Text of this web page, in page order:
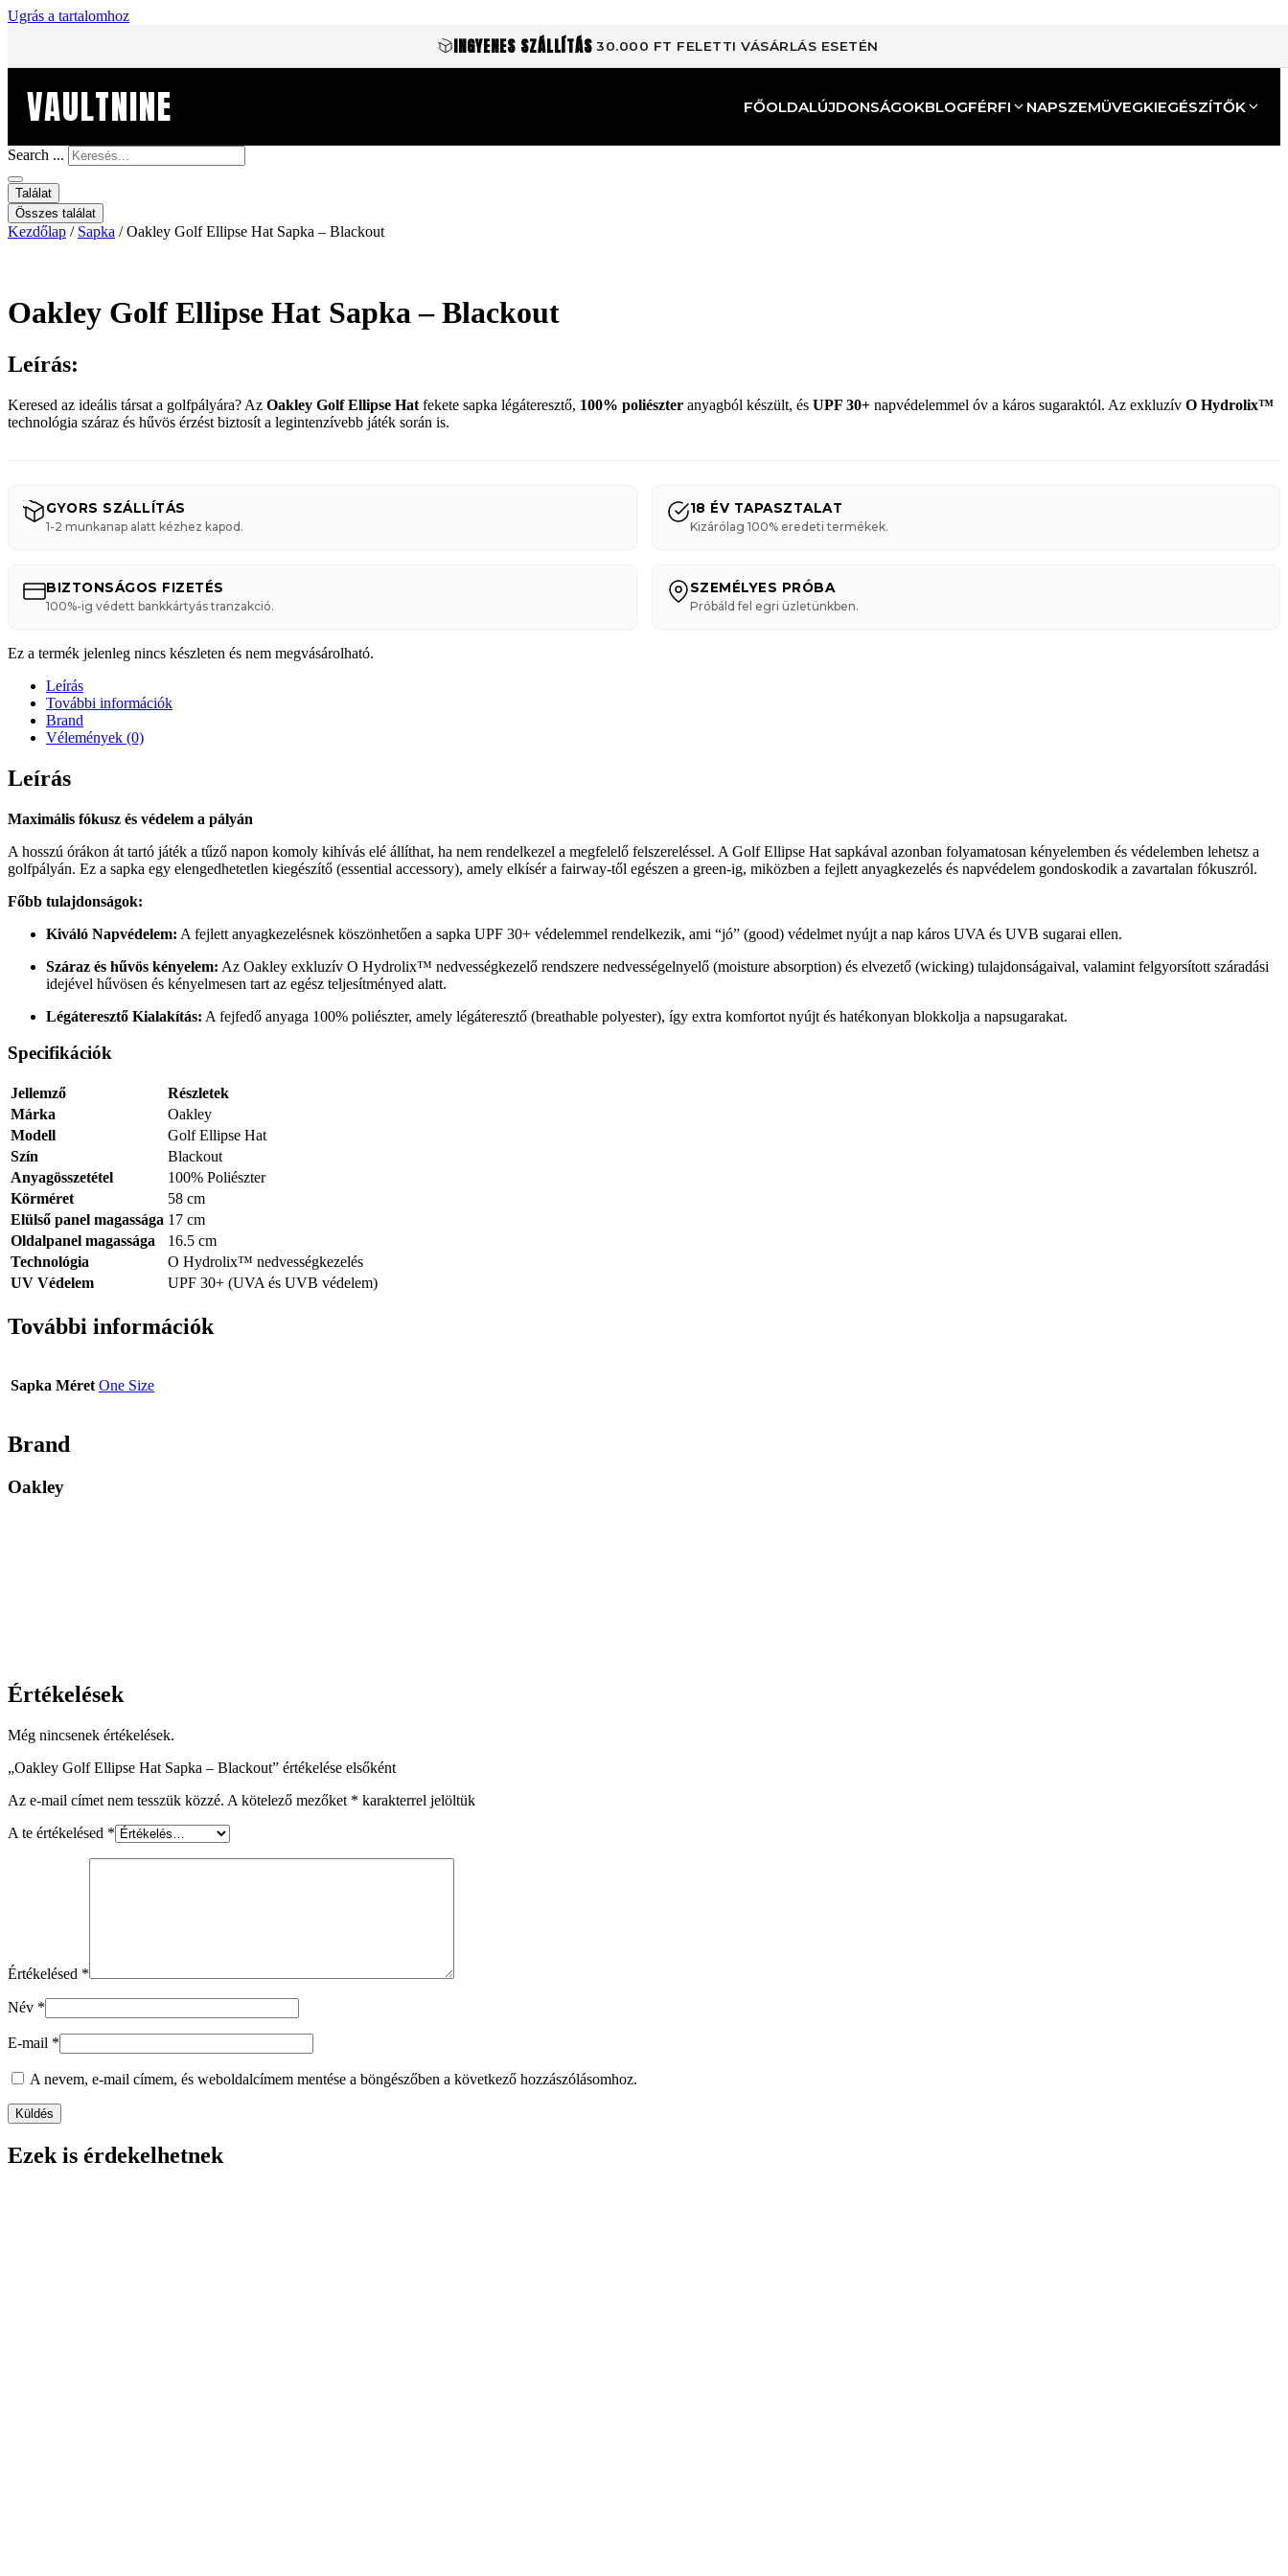
Ugrás a tartalomhoz
INGYENES SZÁLLÍTÁS 30.000 FT FELETTI VÁSÁRLÁS ESETÉN
VAULTNINE FŐOLDALÚJDONSÁGOKBLOGFÉRFI NAPSZEMÜVEGKIEGÉSZÍTŐK
Search ...
Találat
Összes találat
Kezdőlap / Sapka / Oakley Golf Ellipse Hat Sapka – Blackout
Oakley Golf Ellipse Hat Sapka – Blackout
Leírás:
Keresed az ideális társat a golfpályára? Az Oakley Golf Ellipse Hat fekete sapka légáteresztő, 100% poliészter anyagból készült, és UPF 30+ napvédelemmel óv a káros sugaraktól. Az exkluzív O Hydrolix™
technológia száraz és hűvös érzést biztosít a legintenzívebb játék során is.
GYORS SZÁLLÍTÁS
1-2 munkanap alatt kézhez kapod.
18 ÉV TAPASZTALAT
Kizárólag 100% eredeti termékek.
BIZTONSÁGOS FIZETÉS
100%-ig védett bankkártyás tranzakció.
SZEMÉLYES PRÓBA
Próbáld fel egri üzletünkben.
Ez a termék jelenleg nincs készleten és nem megvásárolható.
Leírás
További információk
Brand
Vélemények (0)
Leírás
Maximális fókusz és védelem a pályán
A hosszú órákon át tartó játék a tűző napon komoly kihívás elé állíthat, ha nem rendelkezel a megfelelő felszereléssel. A Golf Ellipse Hat sapkával azonban folyamatosan kényelemben és védelemben lehetsz a
golfpályán. Ez a sapka egy elengedhetetlen kiegészítő (essential accessory), amely elkísér a fairway-től egészen a green-ig, miközben a fejlett anyagkezelés és napvédelem gondoskodik a zavartalan fókuszról.
Főbb tulajdonságok:
Kiváló Napvédelem: A fejlett anyagkezelésnek köszönhetően a sapka UPF 30+ védelemmel rendelkezik, ami “jó” (good) védelmet nyújt a nap káros UVA és UVB sugarai ellen.
Száraz és hűvös kényelem: Az Oakley exkluzív O Hydrolix™ nedvességkezelő rendszere nedvességelnyelő (moisture absorption) és elvezető (wicking) tulajdonságaival, valamint felgyorsított száradási
idejével hűvösen és kényelmesen tart az egész teljesítményed alatt.
Légáteresztő Kialakítás: A fejfedő anyaga 100% poliészter, amely légáteresztő (breathable polyester), így extra komfortot nyújt és hatékonyan blokkolja a napsugarakat.
Specifikációk
Jellemző
Részletek
Márka
Oakley
Modell
Golf Ellipse Hat
Szín
Blackout
Anyagösszetétel
100% Poliészter
Körméret
58 cm
Elülső panel magassága 17 cm
Oldalpanel magassága
16.5 cm
Technológia
O Hydrolix™ nedvességkezelés
UV Védelem
UPF 30+ (UVA és UVB védelem)
További információk
Sapka Méret One Size
Brand
Oakley
Értékelések
Még nincsenek értékelések.
„Oakley Golf Ellipse Hat Sapka – Blackout” értékelése elsőként
Az e-mail címet nem tesszük közzé. A kötelező mezőket * karakterrel jelöltük
A te értékelésed *
Értékelésed *
Név *
E-mail *
A nevem, e-mail címem, és weboldalcímem mentése a böngészőben a következő hozzászólásomhoz.
Ezek is érdekelhetnek